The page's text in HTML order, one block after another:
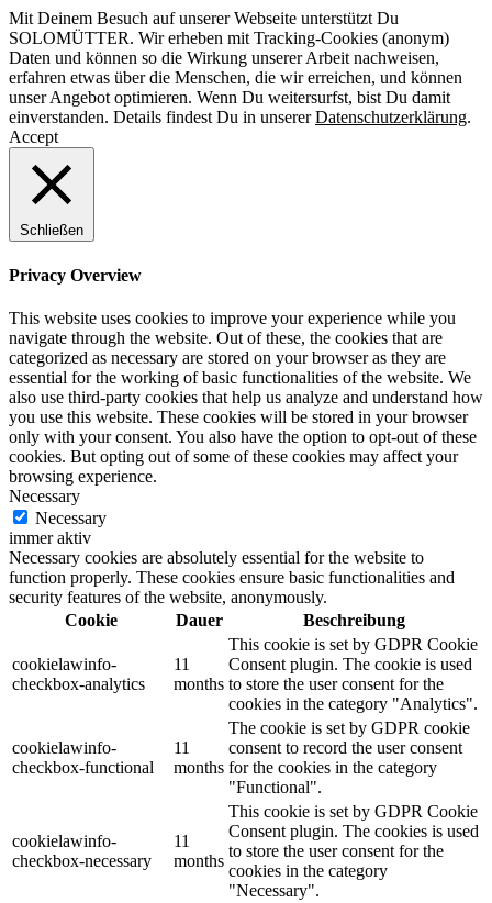
Mit Deinem Besuch auf unserer Webseite unterstützt Du
SOLOMÜTTER. Wir erheben mit Tracking-Cookies (anonym)
Daten und können so die Wirkung unserer Arbeit nachweisen,
erfahren etwas über die Menschen, die wir erreichen, und können
unser Angebot optimieren. Wenn Du weitersurfst, bist Du damit
einverstanden. Details findest Du in unsererDatenschutzerklärung.
Accept
Schließen
Privacy Overview
This website uses cookies to improve your experience while you
navigate through the website. Out of these, the cookies that are
categorized as necessary are stored on your browser as they are
essential for the working of basic functionalities of the website. We
also use third-party cookies that help us analyze and understand how
you use this website. These cookies will be stored in your browser
only with your consent. You also have the option to opt-out of these
cookies. But opting out of some of these cookies may affect your
browsing experience.
Necessary
Necessary
immer aktiv
Necessary cookies are absolutely essential for the website to
function properly. These cookies ensure basic functionalities and
security features of the website, anonymously.
Cookie
Dauer Beschreibung
cookielawinfo-
checkbox-analytics
11
months
This cookie is set by GDPR Cookie
Consent plugin. The cookie is used
to store the user consent for the
cookies in the category "Analytics".
cookielawinfo-
checkbox-functional
11
months
The cookie is set by GDPR cookie
consent to record the user consent
for the cookies in the category
"Functional".
cookielawinfo-
checkbox-necessary
11
months
This cookie is set by GDPR Cookie
Consent plugin. The cookies is used
to store the user consent for the
cookies in the category
"Necessary".